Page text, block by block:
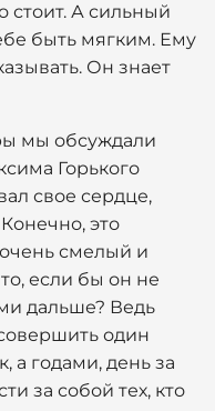
стоит. А сильный
быть мягким. Ему
Он знает
мы обсуждали
Горького
свое сердце,
это
очень смелый и
если бы он не
дальше? Ведь
один
а годами, день за
за собой тех, кто